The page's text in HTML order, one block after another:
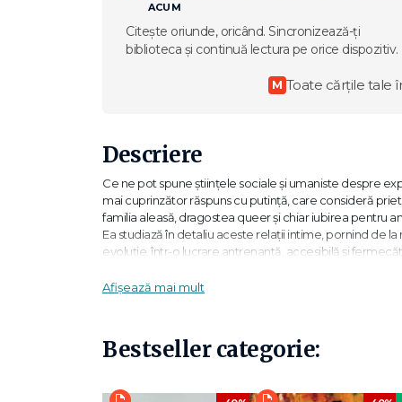
ACUM
Citește oriunde, oricând. Sincronizează-ți
biblioteca și continuă lectura pe orice dispozitiv.
M Toate cărțile tale
Descriere
Ce ne pot spune științele sociale și umaniste despre
mai cuprinzător răspuns cu putință, care consideră
familia aleasă, dragostea queer și chiar iubirea pentru
Ea studiază în detaliu aceste relații intime, pornind de
evoluție, într-o lucrare antrenantă, accesibilă și
duce spre manipulare, coerciție sau chiar violență. În
"Folosind cele mai recente dovezi din neuroștiințe,
arătându-ne că este atât o experiență universală, cât
Afișează mai mult
Bestseller categorie: